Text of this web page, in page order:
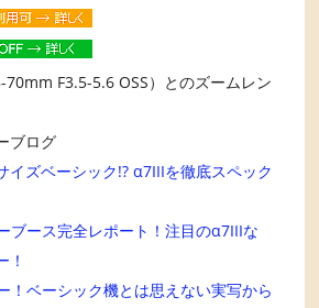
70mm F3.5-5.6 OSS）とのズームレン
ブログ
イズベーシック!? α7IIIを徹底スペック
ブース完全レポート！注目のα7IIIな
！
！ベーシック機とは思えない実写から